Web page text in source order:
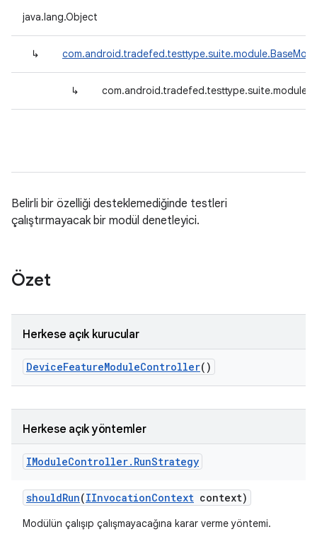
java.lang.Object
↳
↳
Belirli bir özelliği desteklemediğinde testleri
çalıştırmayacak bir modül denetleyici.
Özet
Herkese açık kurucular
DeviceFeatureModuleController()
Herkese açık yöntemler
IModuleController. RunStrategy
shouldRun(IInvocationContext context)
Modülün çalışıp çalışmayacağına karar verme yöntemi.